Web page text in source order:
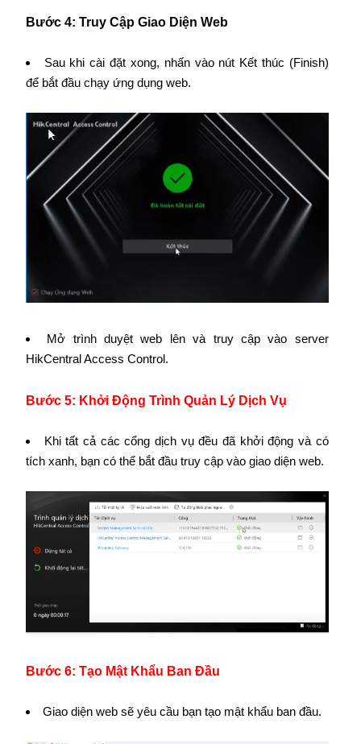
Bước 4: Tr​uy Cập Giao Diện Web
Sau khi cài đặt xong, nhấn vào nút Kết thúc (Finish)
để bắt đầu chạy ứng dụng web.
Mở trình duyệt web lên và truy cập vào server
HikCentral Access Control.
Bước 5: Khởi Động Trình Quản Lý Dịch Vụ
Khi tất cả các cổng dịch vụ đều đã khởi động và có
tích xanh, bạn có thể bắt đầu truy cập vào giao diện web.
Bước 6: Tạo Mật Khẩu Ban Đầu
Giao diện web sẽ yêu cầu bạn tạo mật khẩu ban đầu.